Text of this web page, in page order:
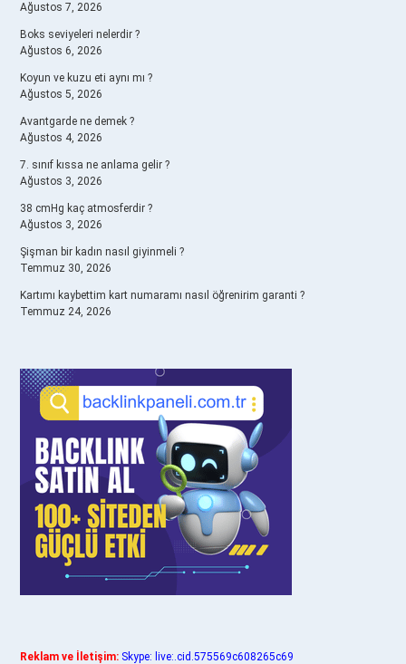
Ağustos 7, 2026
Boks seviyeleri nelerdir ?
Ağustos 6, 2026
Koyun ve kuzu eti aynı mı ?
Ağustos 5, 2026
Avantgarde ne demek ?
Ağustos 4, 2026
7. sınıf kıssa ne anlama gelir ?
Ağustos 3, 2026
38 cmHg kaç atmosferdir ?
Ağustos 3, 2026
Şişman bir kadın nasıl giyinmeli ?
Temmuz 30, 2026
Kartımı kaybettim kart numaramı nasıl öğrenirim garanti ?
Temmuz 24, 2026
Reklam ve İletişim: Skype: live:.cid.575569c608265c69